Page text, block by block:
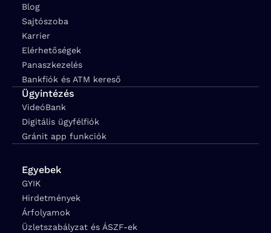
Blog
Sajtószoba
Karrier
Elérhetőségek
Panaszkezelés
Bankfiók és ATM kereső
Ügyintézés
VideóBank
Digitális ügyfélfiók
Gránit app funkciók
Egyebek
GYIK
Hirdetmények
Árfolyamok
Üzletszabályzat és ÁSZF-ek